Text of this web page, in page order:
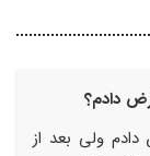
دادم؟
ولی بعد از